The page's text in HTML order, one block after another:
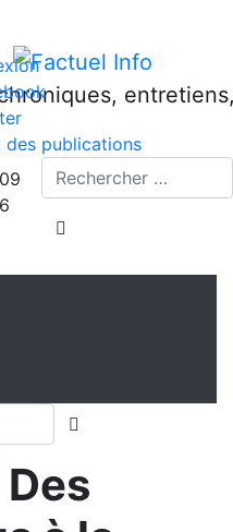
des publications
Recherche